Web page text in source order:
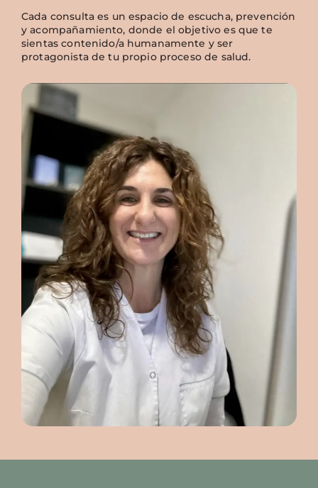
Cada consulta es un espacio de escucha, prevención
y acompañamiento, donde el objetivo es que te
sientas contenido/a humanamente y ser
protagonista de tu propio proceso de salud.